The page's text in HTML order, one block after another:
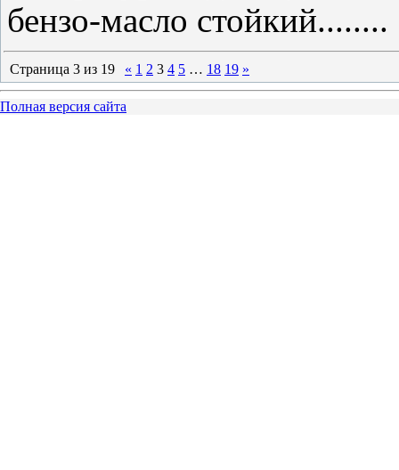
бензо-масло стойкий........
Страница 3 из 19 « 1 2 3 4 5 … 18 19 »
Полная версия сайта